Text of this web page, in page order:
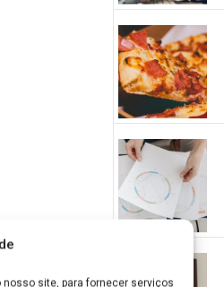
site, para fornecer serviços